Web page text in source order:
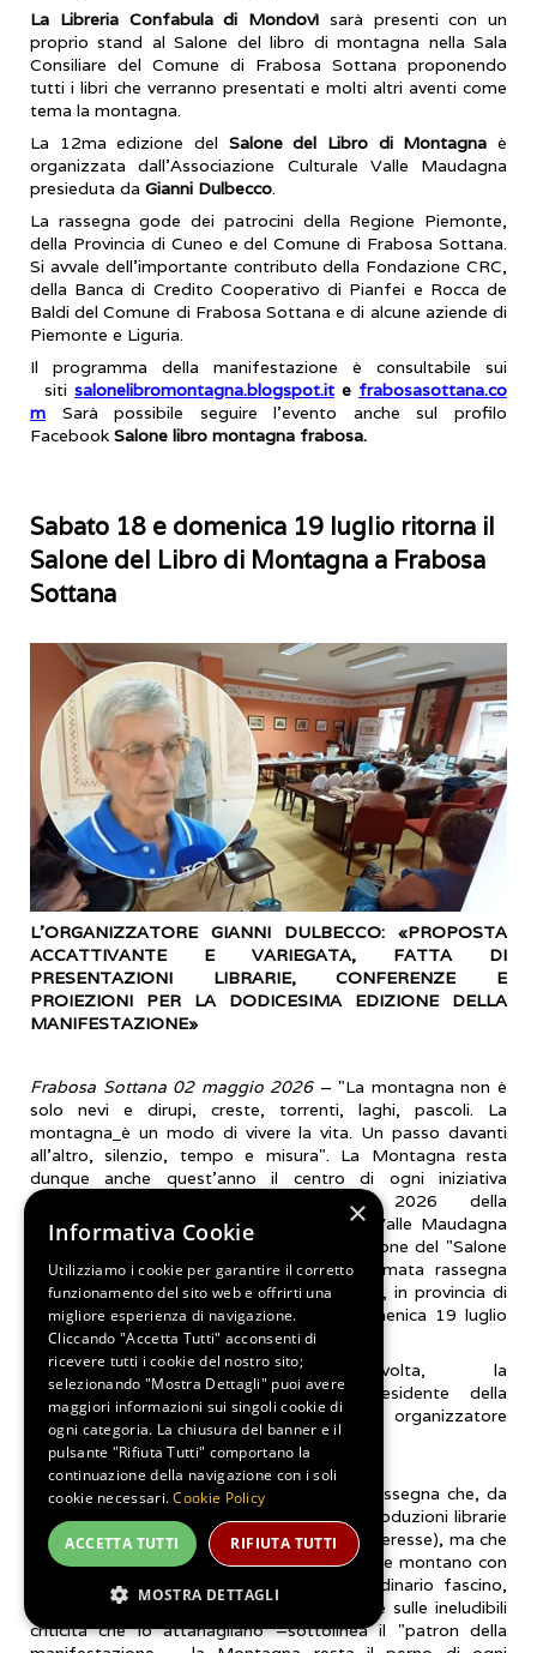
La Libreria Confabula di Mondovì sarà presenti con un
proprio stand al Salone del libro di montagna nella Sala
Consiliare del Comune di Frabosa Sottana proponendo
tutti i libri che verranno presentati e molti altri aventi come
tema la montagna.
La 12ma edizione del Salone del Libro di Montagna è
organizzata dall’Associazione Culturale Valle Maudagna
presieduta da Gianni Dulbecco.
La rassegna gode dei patrocini della Regione Piemonte,
della Provincia di Cuneo e del Comune di Frabosa Sottana.
Si avvale dell’importante contributo della Fondazione CRC,
della Banca di Credito Cooperativo di Pianfei e Rocca de
Baldi del Comune di Frabosa Sottana e di alcune aziende di
Piemonte e Liguria.
Il programma della manifestazione è consultabile sui
siti salonelibromontagna.blogspot.it e frabosasottana.co
m Sarà possibile seguire l’evento anche sul profilo
Facebook Salone libro montagna frabosa.
Sabato 18 e domenica 19 luglio ritorna il
Salone del Libro di Montagna a Frabosa
Sottana
L’ORGANIZZATORE GIANNI DULBECCO: «PROPOSTA
ACCATTIVANTE E VARIEGATA, FATTA DI
PRESENTAZIONI LIBRARIE, CONFERENZE E
PROIEZIONI PER LA DODICESIMA EDIZIONE DELLA
MANIFESTAZIONE»
Frabosa Sottana 02 maggio 2026– "La montagna non è
solo nevi e dirupi, creste, torrenti, laghi, pascoli. La
montagna è un modo di vivere la vita. Un passo davanti
all'altro, silenzio, tempo e misura". La Montagna resta
dunque anche quest’anno il centro di ogni iniziativa
promossa nell’ambito dell’edizione 2026 della
manifestazione. L'Associazione Culturale Valle Maudagna
annuncia l'organizzazione della 12ma edizione del "Salone
del Libro di Montagna", popolare e rinomata rassegna
culturale in programma a Frabosa Sottana, in provincia di
Cuneo, nelle giornate di sabato 18 e domenica 19 luglio
prossimi.
Grande, ancora una volta, la
soddisfazione di Gianni Dulbecco, presidente della
Associazione Culturale Valle Maudagna e organizzatore
dell'evento.
«Ogni anno una candelina in più per una rassegna che, da
sempre, dirige lo sguardo verso le nuove produzioni librarie
(che non sono poche e tutte di notevole interesse), ma che
è attenta a tutto ciò che riguarda l'ambiente montano con
le sue innumerevoli bellezze, il suo straordinario fascino,
ponendo però anche particolare attenzione sulle ineludibili
criticità che lo attanagliano –sottolinea il "patron della
×
Informativa Cookie
Utilizziamo i cookie per garantire il corretto
funzionamento del sito web e offrirti una
migliore esperienza di navigazione.
Cliccando "Accetta Tutti" acconsenti di
ricevere tutti i cookie del nostro sito;
selezionando "Mostra Dettagli" puoi avere
maggiori informazioni sui singoli cookie di
ogni categoria. La chiusura del banner e il
pulsante "Rifiuta Tutti" comportano la
continuazione della navigazione con i soli
cookie necessari.Cookie Policy
ACCETTA TUTTI RIFIUTA TUTTI
MOSTRA DETTAGLI